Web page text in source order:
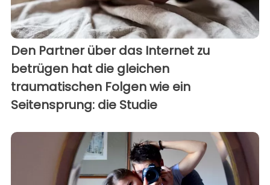
Den Partner über das Internet zu
betrügen hat die gleichen
traumatischen Folgen wie ein
Seitensprung: die Studie